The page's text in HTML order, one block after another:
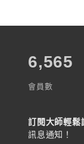
7,583
會員數
訂閱大師輕鬆
訊息通知！